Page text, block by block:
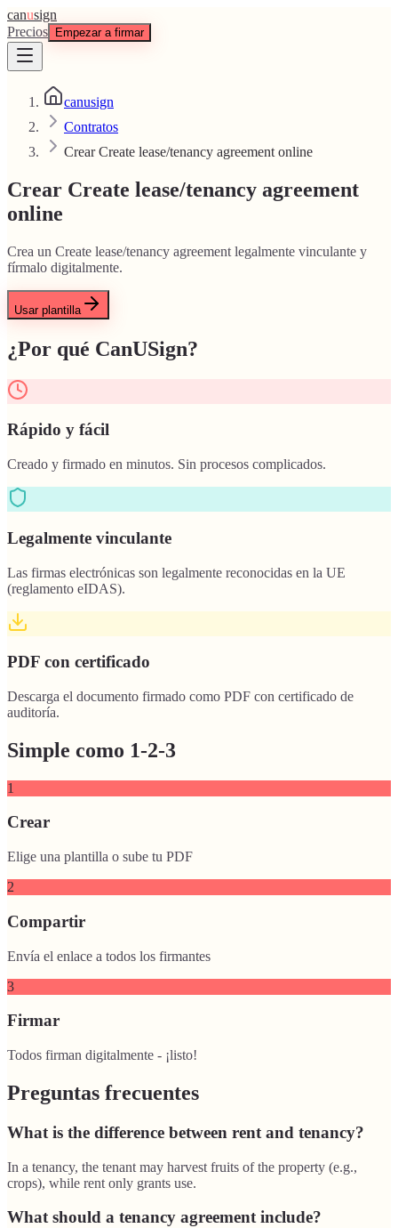
canusign
Precios
Empezar a firmar
canusign
Contratos
Crear Create lease/tenancy agreement online
Crear Create lease/tenancy agreement
online
Crea un Create lease/tenancy agreement legalmente vinculante y
fírmalo digitalmente.
Usar plantilla
¿Por qué CanUSign?
Rápido y fácil
Creado y firmado en minutos. Sin procesos complicados.
Legalmente vinculante
Las firmas electrónicas son legalmente reconocidas en la UE
(reglamento eIDAS).
PDF con certificado
Descarga el documento firmado como PDF con certificado de
auditoría.
Simple como 1-2-3
1
Crear
Elige una plantilla o sube tu PDF
2
Compartir
Envía el enlace a todos los firmantes
3
Firmar
Todos firman digitalmente - ¡listo!
Preguntas frecuentes
What is the difference between rent and tenancy?
In a tenancy, the tenant may harvest fruits of the property (e.g.,
crops), while rent only grants use.
What should a tenancy agreement include?